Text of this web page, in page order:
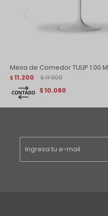
Mesa de Comedor TULIP 1.00 M
$ 11.200 $ 11.900
$10.080